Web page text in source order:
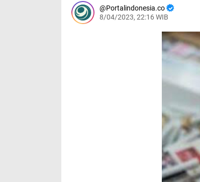
Portalindonesia.co
8/04/2023, 22:16 WIB